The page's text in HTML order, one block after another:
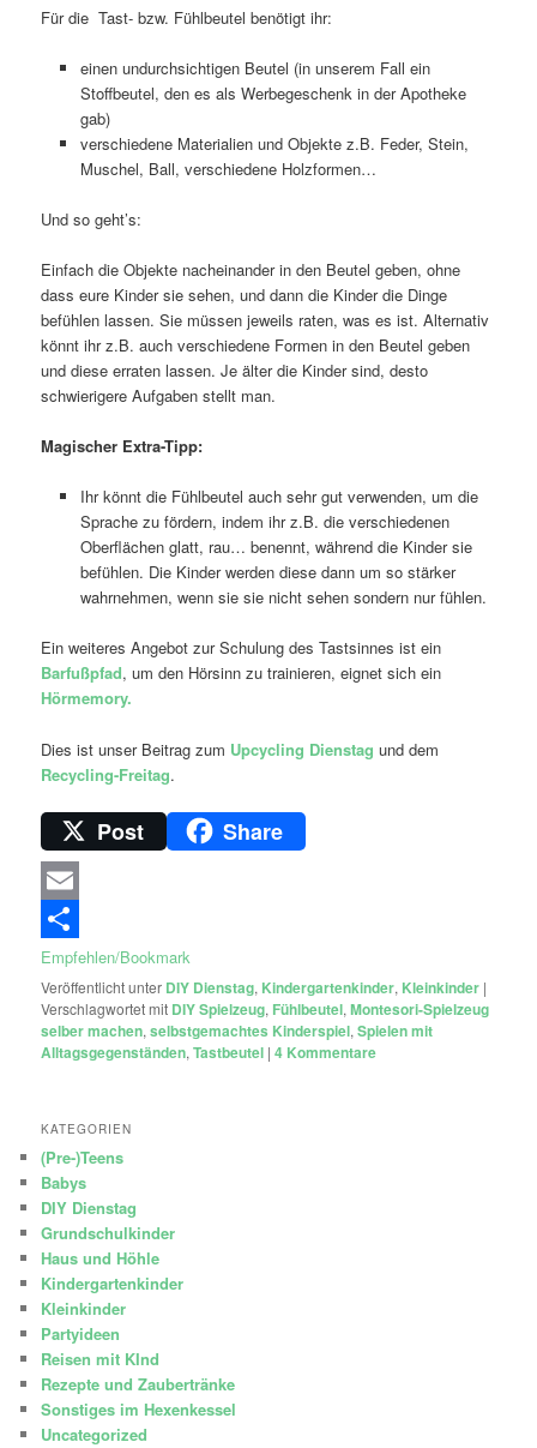
Für die Tast- bzw. Fühlbeutel benötigt ihr:
einen undurchsichtigen Beutel (in unserem Fall ein
Stoffbeutel, den es als Werbegeschenk in der Apotheke
gab)
verschiedene Materialien und Objekte z.B. Feder, Stein,
Muschel, Ball, verschiedene Holzformen…
Und so geht’s:
Einfach die Objekte nacheinander in den Beutel geben, ohne
dass eure Kinder sie sehen, und dann die Kinder die Dinge
befühlen lassen. Sie müssen jeweils raten, was es ist. Alternativ
könnt ihr z.B. auch verschiedene Formen in den Beutel geben
und diese erraten lassen. Je älter die Kinder sind, desto
schwierigere Aufgaben stellt man.
Magischer Extra-Tipp:
Ihr könnt die Fühlbeutel auch sehr gut verwenden, um die
Sprache zu fördern, indem ihr z.B. die verschiedenen
Oberflächen glatt, rau… benennt, während die Kinder sie
befühlen. Die Kinder werden diese dann um so stärker
wahrnehmen, wenn sie sie nicht sehen sondern nur fühlen.
Ein weiteres Angebot zur Schulung des Tastsinnes ist ein
Barfußpfad, um den Hörsinn zu trainieren, eignet sich ein
Hörmemory.
Dies ist unser Beitrag zum Upcycling Dienstag und dem
Recycling-Freitag.
Post Share
Email
Empfehlen/Bookmark
Veröffentlicht unter DIY Dienstag, Kindergartenkinder, Kleinkinder |
Verschlagwortet mit DIY Spielzeug, Fühlbeutel,Montesori-Spielzeug
selber machen,selbstgemachtes Kinderspiel,Spielen mit
Alltagsgegenständen,Tastbeutel |4 Kommentare
KATEGORIEN
(Pre-)Teens
Babys
DIY Dienstag
Grundschulkinder
Haus und Höhle
Kindergartenkinder
Kleinkinder
Partyideen
Reisen mit KInd
Rezepte und Zaubertränke
Sonstiges im Hexenkessel
Uncategorized